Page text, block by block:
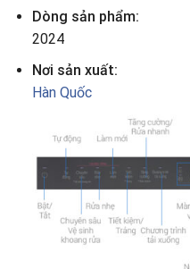
Dòng sản phẩm:
2024
Nơi sản xuất:
Hàn Quốc